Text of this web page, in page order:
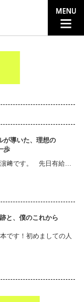
が導いた、理想の
歩
﨑です。 先日有給…
と、僕のこれから
です！初めましての人